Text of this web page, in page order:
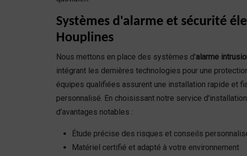
Systèmes d'alarme et sécurité
Houplines
Nous mettons en place des systèmes d'alarme
intégrant les dernières technologies pour une
équipes qualifiées assurent une installation rapide et
personnalisé. En choisissant notre service
d'avantages notables :
Étude précise des risques et conseils
Matériel certifié et adapté à votre environnement